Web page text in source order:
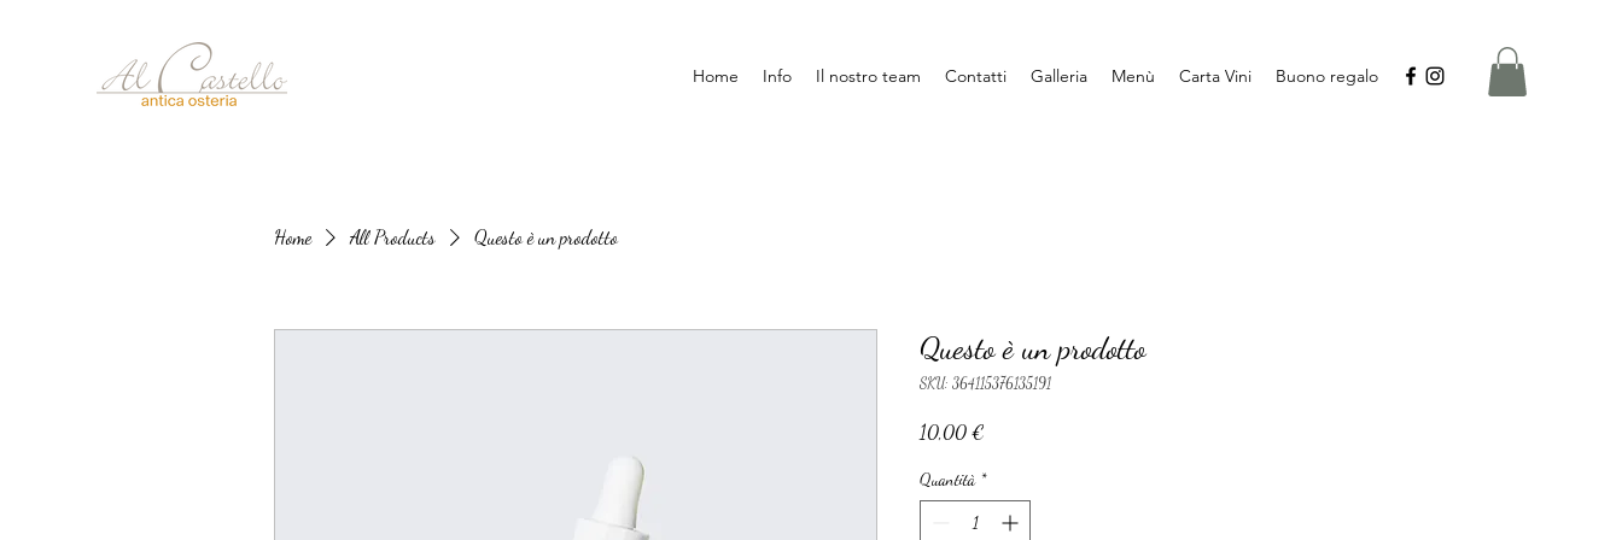
Home Info Il nostro team Contatti Galleria Menù Carta Vini Buono regalo
Home All Products Questo è un prodotto
Questo è un prodotto
SKU: 364115376135191
10,00 €
Quantità *